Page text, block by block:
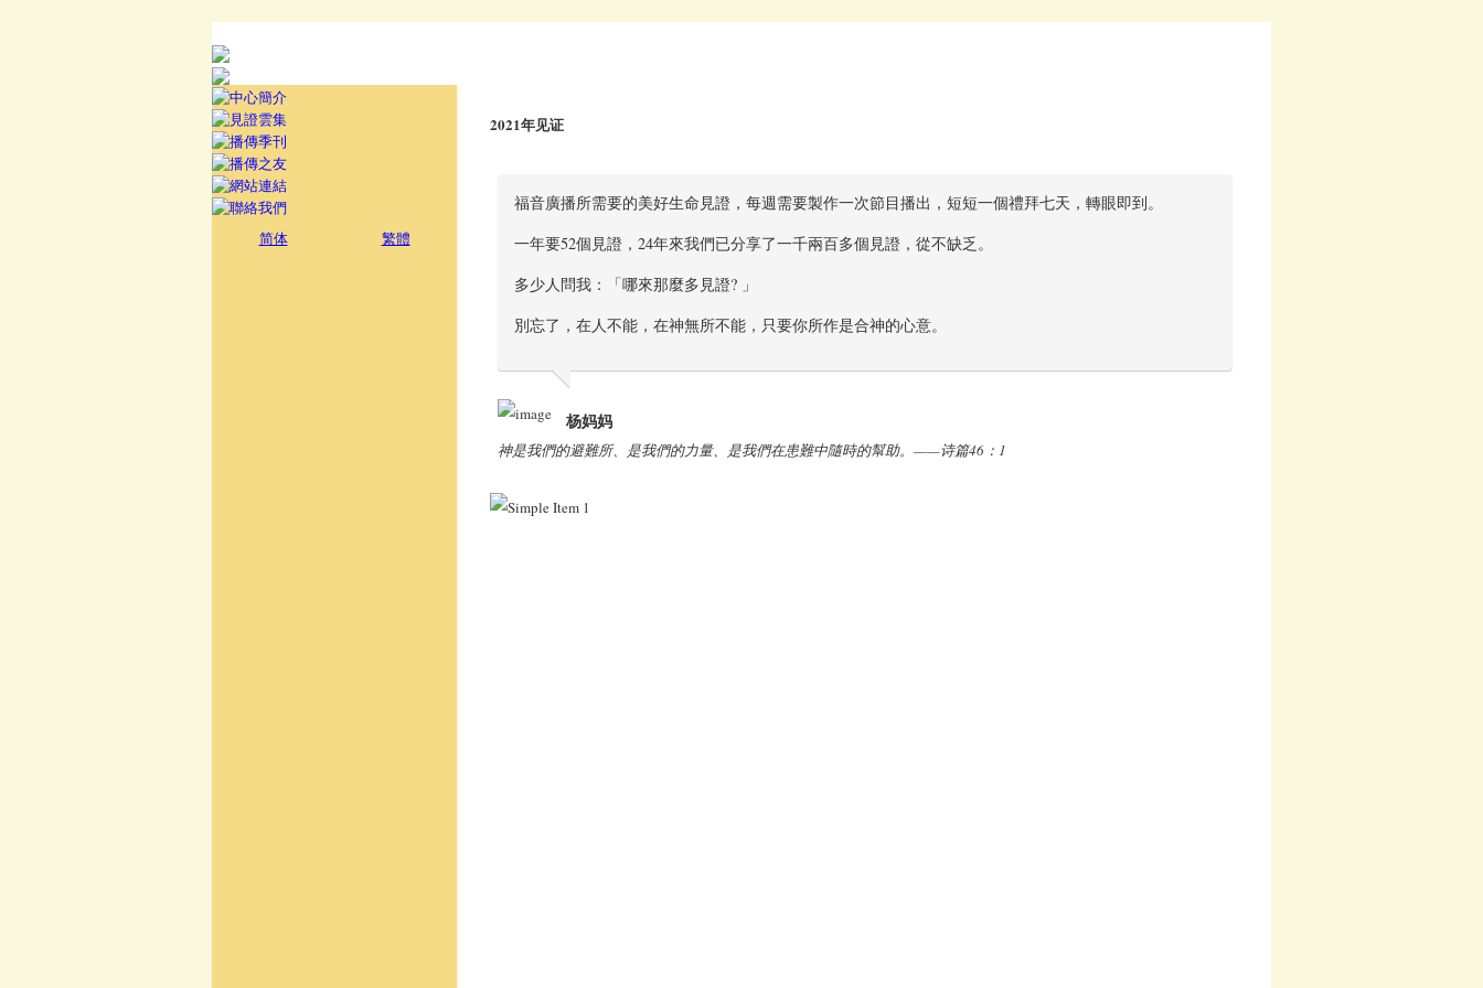
2021年见证
福音廣播所需要的美好生命見證，每週需要製作一次節目播出，短短一個禮拜七天，轉眼即到。
一年要52個見證，24年來我們已分享了一千兩百多個見證，從不缺乏。
多少人問我：「哪來那麼多見證? 」
別忘了，在人不能，在神無所不能，只要你所作是合神的心意。
杨妈妈
神是我們的避難所、是我們的力量、是我們在患難中隨時的幫助。——诗篇46：1
简体 繁體